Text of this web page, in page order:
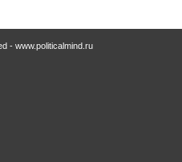
- www.politicalmind.ru